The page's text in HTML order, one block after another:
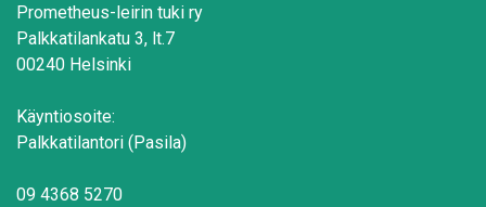
Prometheus-leirin tuki ry
Palkkatilankatu 3, lt.7
00240 Helsinki
Käyntiosoite:
Palkkatilantori (Pasila)
09 4368 5270